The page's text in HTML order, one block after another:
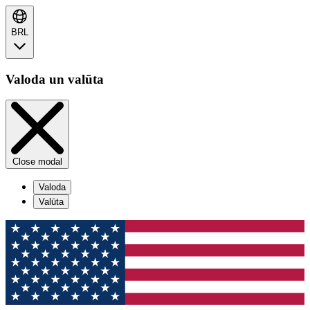
BRL
Valoda un valūta
Close modal
Valoda
Valūta